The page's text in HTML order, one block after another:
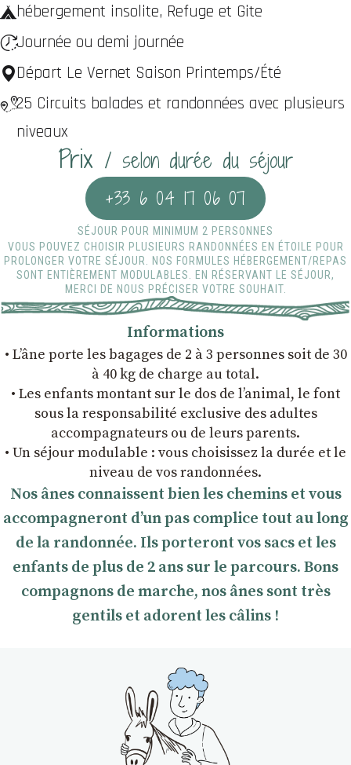
hébergement insolite, Refuge et Gite
Journée ou demi journée
Départ Le Vernet Saison Printemps/Été
25 Circuits balades et randonnées avec plusieurs
niveaux
Prix / selon durée du séjour
+33 6 04 17 06 07
SÉJOUR POUR MINIMUM 2 PERSONNES
VOUS POUVEZ CHOISIR PLUSIEURS RANDONNÉES EN ÉTOILE POUR
PROLONGER VOTRE SÉJOUR. NOS FORMULES HÉBERGEMENT/REPAS
SONT ENTIÈREMENT MODULABLES. EN RÉSERVANT LE SÉJOUR,
MERCI DE NOUS PRÉCISER VOTRE SOUHAIT.
Informations
• Lʼâne porte les bagages de 2 à 3 personnes soit de 30
à 40 kg de charge au total.
• Les enfants montant sur le dos de lʼanimal, le font
sous la responsabilité exclusive des adultes
accompagnateurs ou de leurs parents.
• Un séjour modulable : vous choisissez la durée et le
niveau de vos randonnées.
Nos ânes connaissent bien les chemins et vous
accompagneront dʼun pas complice tout au long
de la randonnée. Ils porteront vos sacs et les
enfants de plus de 2 ans sur le parcours. Bons
compagnons de marche, nos ânes sont très
gentils et adorent les câlins !